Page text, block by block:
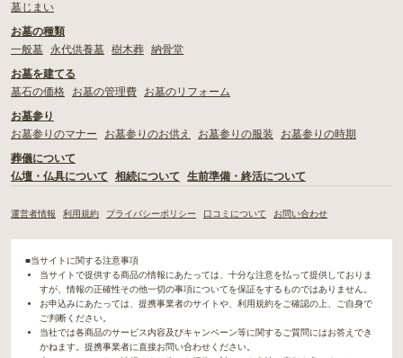
墓じまい
お墓の種類
一般墓
永代供養墓 樹木葬 納骨堂
お墓を建てる
墓石の価格
お墓の管理費
お墓のリフォーム
お墓参り
お墓参りのマナー
お墓参りのお供え お墓参りの服装
お墓参りの時期
葬儀について
仏壇・仏具について
相続について 生前準備・終活について
運営者情報 利用規約 プライバシーポリシー 口コミについて お問い合わせ
■当サイトに関する注意事項
当サイトで提供する商品の情報にあたっては、十分な注意を払って提供しておりま
すが、情報の正確性その他一切の事項についてを保証をするものではありません。
お申込みにあたっては、提携事業者のサイトや、利用規約をご確認の上、ご自身で
ご判断ください。
当社では各商品のサービス内容及びキャンペーン等に関するご質問にはお答えでき
かねます。提携事業者に直接お問い合わせください。